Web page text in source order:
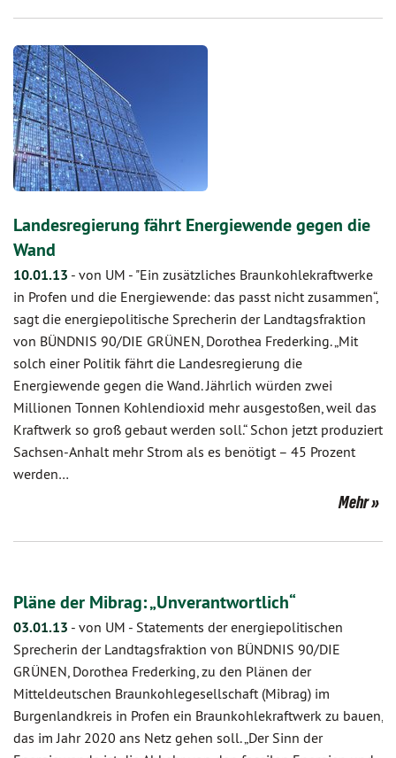
Landesregierung fährt Energiewende gegen die
Wand
10.01.13 - von UM - "Ein zusätzliches Braunkohlekraftwerke
in Profen und die Energiewende: das passt nicht zusammen“,
sagt die energiepolitische Sprecherin der Landtagsfraktion
von BÜNDNIS 90/DIE GRÜNEN, Dorothea Frederking. „Mit
solch einer Politik fährt die Landesregierung die
Energiewende gegen die Wand. Jährlich würden zwei
Millionen Tonnen Kohlendioxid mehr ausgestoßen, weil das
Kraftwerk so groß gebaut werden soll.“ Schon jetzt produziert
Sachsen-Anhalt mehr Strom als es benötigt – 45 Prozent
werden…
Mehr
Pläne der Mibrag: „Unverantwortlich“
03.01.13 - von UM - Statements der energiepolitischen
Sprecherin der Landtagsfraktion von BÜNDNIS 90/DIE
GRÜNEN, Dorothea Frederking, zu den Plänen der
Mitteldeutschen Braunkohlegesellschaft (Mibrag) im
Burgenlandkreis in Profen ein Braunkohlekraftwerk zu bauen,
das im Jahr 2020 ans Netz gehen soll. „Der Sinn der